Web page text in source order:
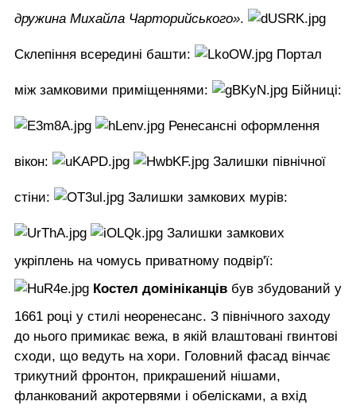
дружина Михайла Чарторийського».
Склепіння всередині башти: Портал
між замковими приміщеннями: Бійниці:
Ренесансні оформлення
вікон: Залишки північної
стіни: Залишки замкових мурів:
Залишки замкових
укріплень на чомусь приватному подвір'ї:
Костел домініканців був збудований у
1661 році у стилі неоренесанс. З північного заходу
до нього примикає вежа, в якій влаштовані гвинтові
сходи, що ведуть на хори. Головний фасад вінчає
трикутний фронтон, прикрашений нішами,
фланкований акротервями і обелісками, а вхід